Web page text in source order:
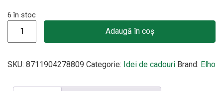
6 în stoc
Adaugă în coș
SKU: 8711904278809 Categorie: Idei de cadouri Brand: Elho